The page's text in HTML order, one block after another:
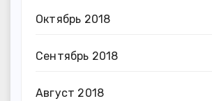
Октябрь 2018
Сентябрь 2018
Август 2018